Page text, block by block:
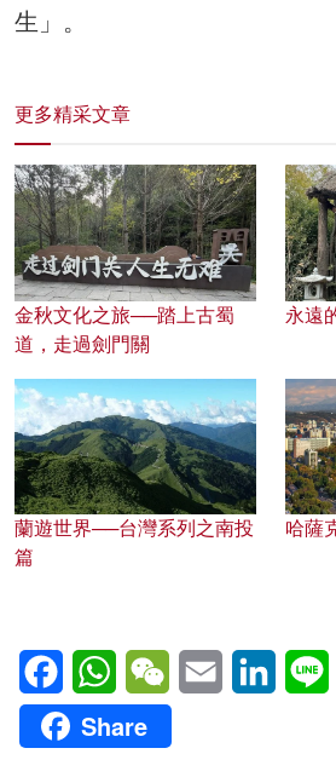
生」。
更多精采文章
金秋文化之旅──踏上古蜀
道，走過劍門關
永遠
蘭遊世界──台灣系列之南投
篇
哈薩
FacebookWhatsAppWeChatEmail
Share